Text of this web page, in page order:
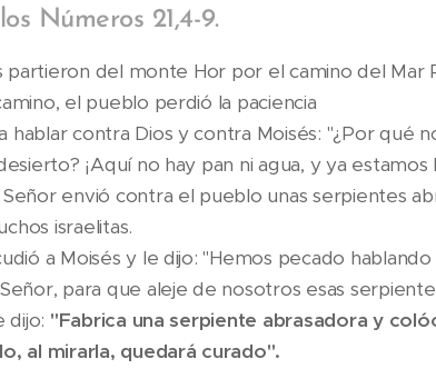
Números 21,4-9.
partieron del monte Hor por el camino del
el pueblo perdió la paciencia
hablar contra Dios y contra Moisés: "¿Por qué
¡Aquí no hay pan ni agua, y ya
envió contra el pueblo unas serpientes
israelitas.
a Moisés y le dijo: "Hemos pecado
para que aleje de nosotros esas
dijo: "Fabrica una serpiente abrasadora y
al mirarla, quedará curado".